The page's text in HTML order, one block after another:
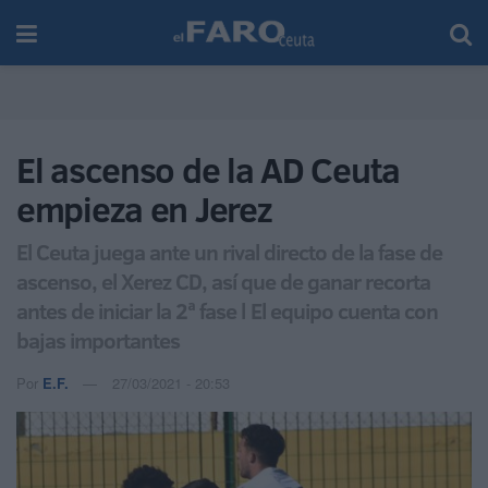
El ascenso de la AD Ceuta
empieza en Jerez
El Ceuta juega ante un rival directo de la fase de
ascenso, el Xerez CD, así que de ganar recorta
antes de iniciar la 2ª fase l El equipo cuenta con
bajas importantes
Por E.F. 27/03/2021 - 20:53